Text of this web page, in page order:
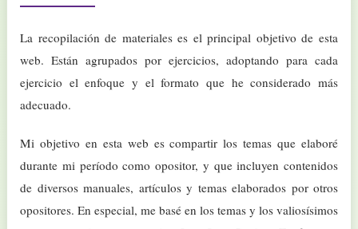
La recopilación de materiales es el principal objetivo de esta
web. Están agrupados por ejercicios, adoptando para cada
ejercicio el enfoque y el formato que he considerado más
adecuado.
Mi objetivo en esta web es compartir los temas que elaboré
durante mi período como opositor, y que incluyen contenidos
de diversos manuales, artículos y temas elaborados por otros
opositores. En especial, me basé en los temas y los valiosísimos